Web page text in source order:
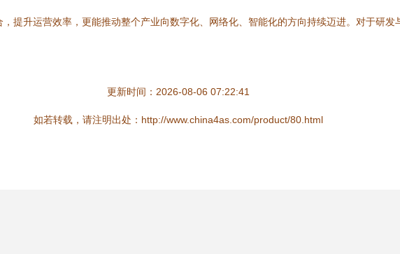
提升运营效率，更能推动整个产业向数字化、网络化、智能化的方向持续迈进。对于研发
更新时间：2026-08-06 07:22:41
如若转载，请注明出处：http://www.china4as.com/product/80.html